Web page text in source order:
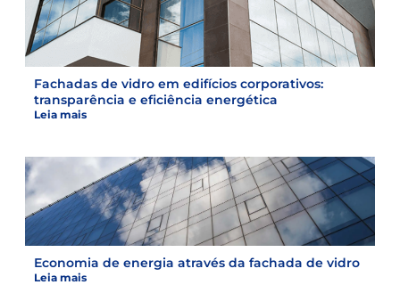
Fachadas de vidro em edifícios corporativos:
transparência e eficiência energética
Leia mais
Economia de energia através da fachada de vidro
Leia mais